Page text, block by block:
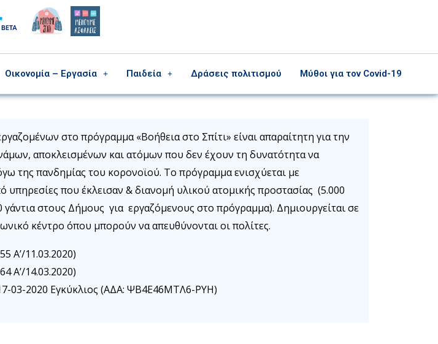
Οικονομία – Εργασία Παιδεία Δράσεις πολιτισμού Μύθοι για τον Covid-19
στο πρόγραμμα «Βοήθεια στο Σπίτι» είναι απαραίτητη για την
αποκλεισμένων και ατόμων που δεν έχουν τη δυνατότητα να
της πανδημίας του κορονοϊού. Το πρόγραμμα ενισχύεται με
υπηρεσίες που έκλεισαν & διανομή υλικού ατομικής προστασίας (5.000
γάντια στους Δήμους για εργαζόμενους στο πρόγραμμα). Δημιουργείται σε
κέντρο όπου μπορούν να απευθύνονται οι πολίτες.
Α’/11.03.2020)
Α’/14.03.2020)
03-2020 Εγκύκλιος (ΑΔΑ: ΨΒ4Ε46ΜΤΛ6-ΡΥΗ)